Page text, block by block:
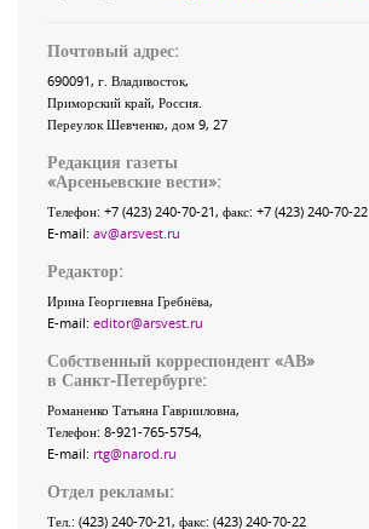
Почтовый адрес:
690091, г. Владивосток,
Приморский край, Россия
Переулок Шевченко, дом 9, 27
Редакция газеты
«Арсеньевские вести»:
Телефон: +7 (423) 240-70-21, факс: +7 (423) 240-70-22
E-mail: av@arsvest.ru
Редактор:
Ирина Георгиевна Гребнёва,
E-mail: editor@arsvest.ru
Собственный корреспондент «АВ»
в Санкт-Петербурге:
Романенко Татьяна Гаврииловна,
Телефон: 8-921-765-5754,
E-mail: rtg@narod.ru
Отдел рекламы:
Тел.: (423) 240-70-21, факс: (423) 240-70-22